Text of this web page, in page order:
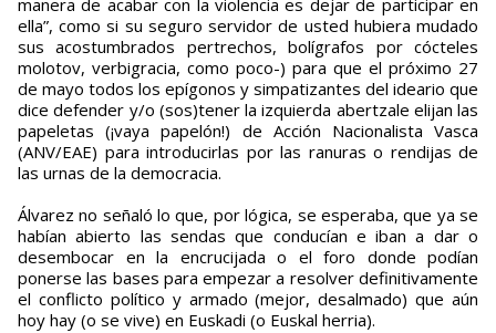
manera de acabar con la violencia es dejar de participar en
ella”, como si su seguro servidor de usted hubiera mudado
sus acostumbrados pertrechos, bolígrafos por cócteles
molotov, verbigracia, como poco-) para que el próximo 27
de mayo todos los epígonos y simpatizantes del ideario que
dice defender y/o (sos)tener la izquierda abertzale elijan las
papeletas (¡vaya papelón!) de Acción Nacionalista Vasca
(ANV/EAE) para introducirlas por las ranuras o rendijas de
las urnas de la democracia.
Álvarez no señaló lo que, por lógica, se esperaba, que ya se
habían abierto las sendas que conducían e iban a dar o
desembocar en la encrucijada o el foro donde podían
ponerse las bases para empezar a resolver definitivamente
el conflicto político y armado (mejor, desalmado) que aún
hoy hay (o se vive) en Euskadi (o Euskal herria).